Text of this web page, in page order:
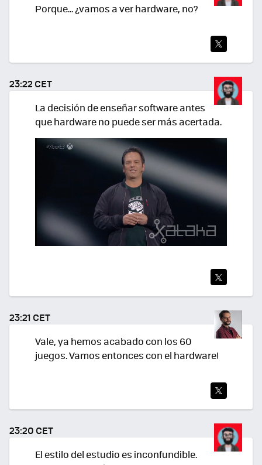
Porque... ¿vamos a ver hardware, no?
TEA
R
23:22 CET
La decisión de enseñar software antes
que hardware no puede ser más acertada.
TEA
R
23:21 CET
Vale, ya hemos acabado con los 60
juegos. Vamos entonces con el hardware!
TEA
R
23:20 CET
El estilo del estudio es inconfundible.